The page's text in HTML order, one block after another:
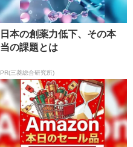
日本の創薬力低下、その本
当の課題とは
PR(三菱総合研究所)